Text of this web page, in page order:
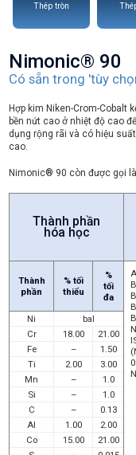
Thép tròn
Nimonic® 90
Có sẵn trong 'tùy
Hợp kim Niken-Crom-Cobalt
bền nứt cao ở nhiệt độ cao
dụng rộng rãi và có hiệu
cao.
Nimonic® 90 còn được gọi
Thành phần
hóa học
Thành
phần
% tối
thiểu
%
tối
đa
Ni
bal
Cr
18.00
21.00
Fe
–
1.50
Ti
2.00
3.00
Mn
–
1.0
Si
–
1.0
C
–
0.13
Al
1.00
2.00
Co
15.00
21.00